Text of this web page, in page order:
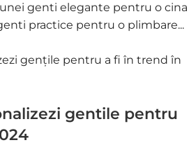
genti elegante pentru o cina
practice pentru o plimbare...
gentile pentru